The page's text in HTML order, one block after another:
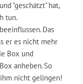
"geschätzt" hat,
tun.
Das
er es nicht mehr
Box und
anheben. So
nicht gelingen!